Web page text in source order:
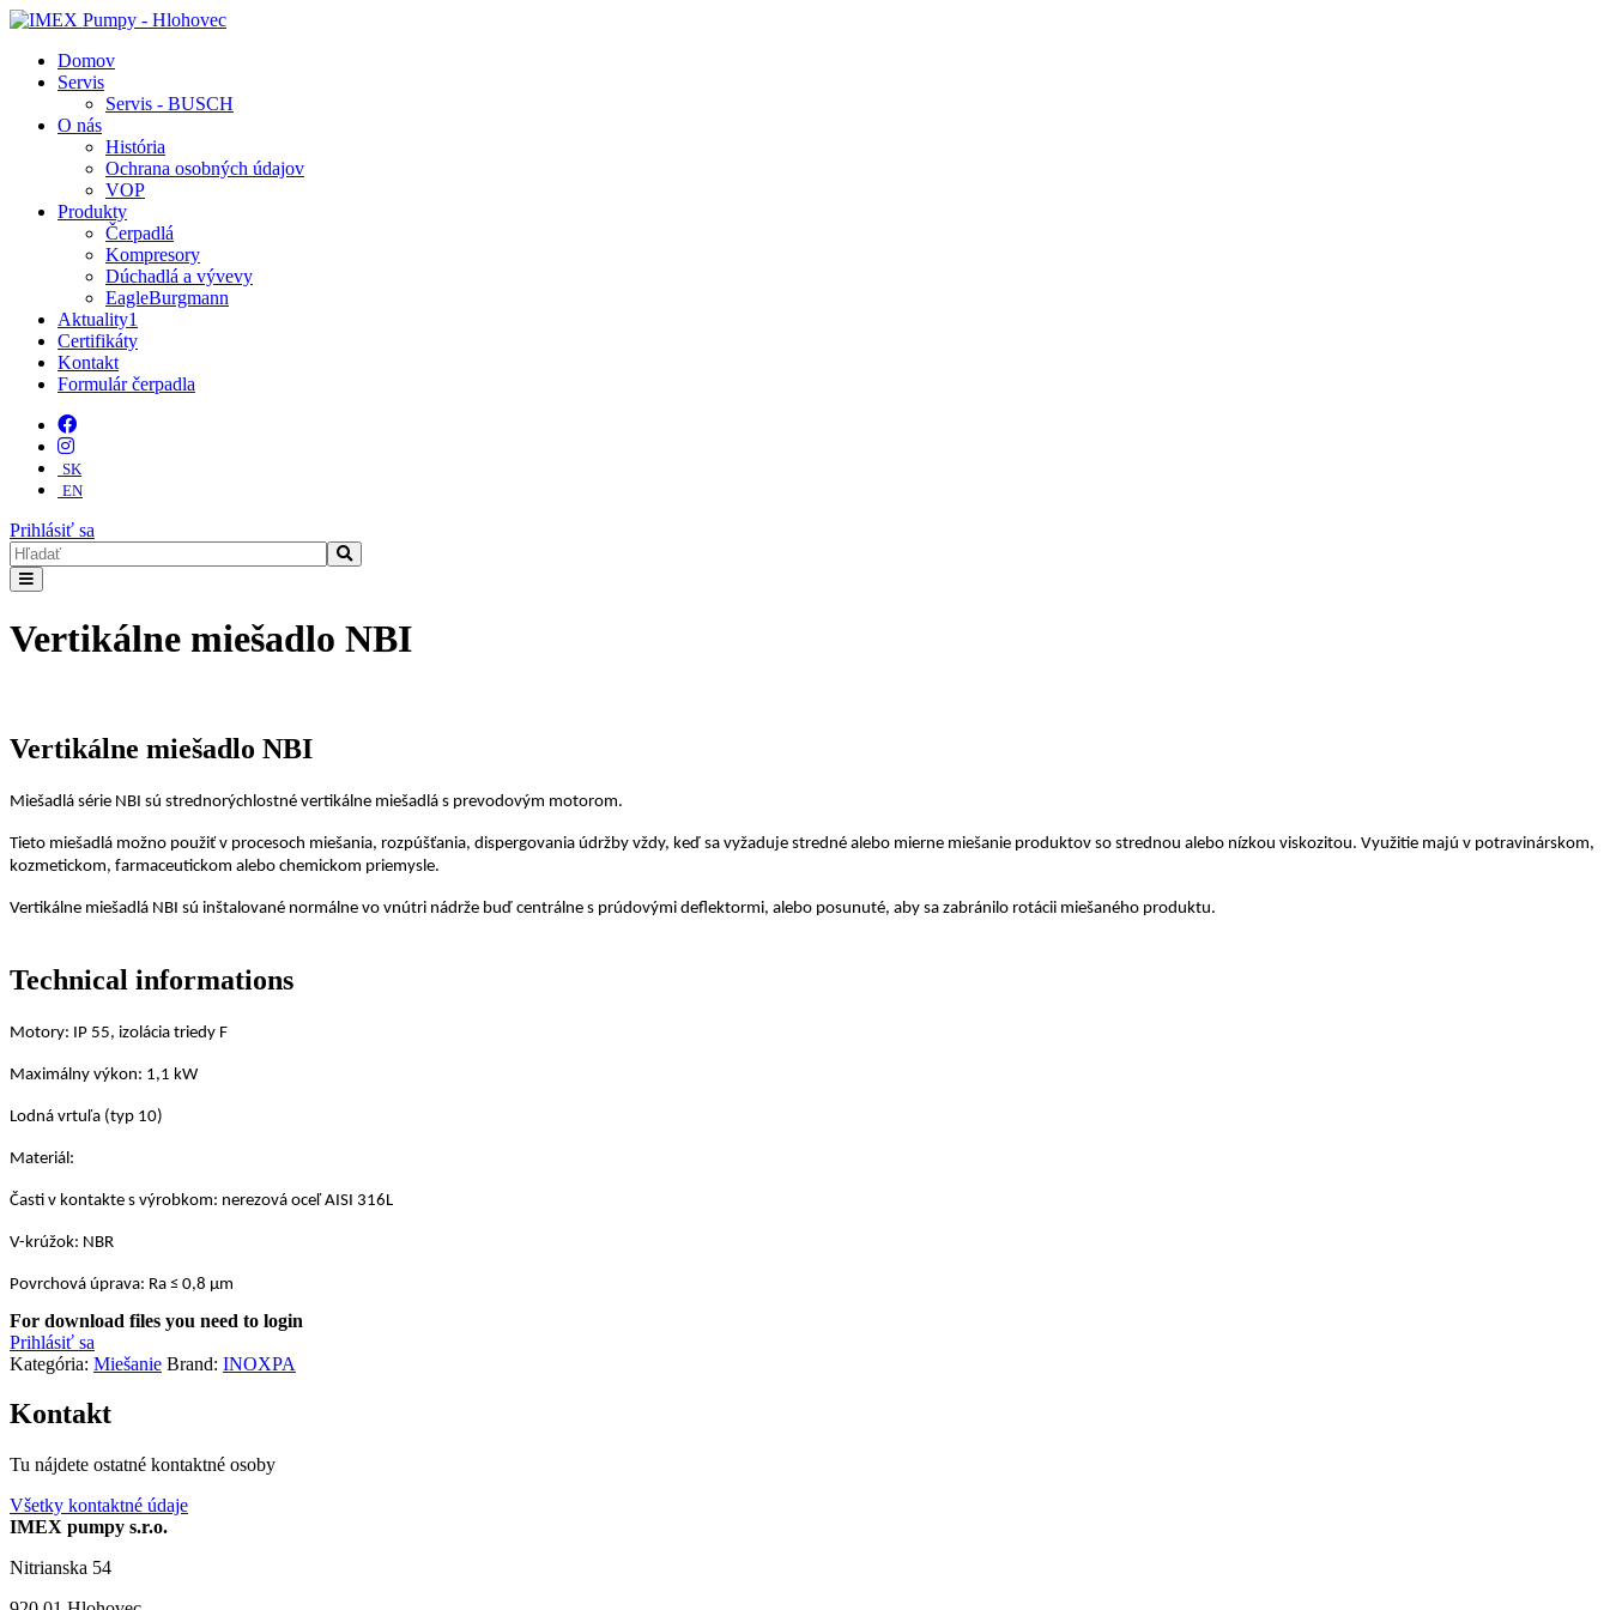
Domov
Servis
Servis - BUSCH
O nás
História
Ochrana osobných údajov
VOP
Produkty
Čerpadlá
Kompresory
Dúchadlá a vývevy
EagleBurgmann
Aktuality1
Certifikáty
Kontakt
Formulár čerpadla
SK
EN
Prihlásiť sa
Vertikálne miešadlo NBI
Vertikálne miešadlo NBI
Miešadlá série NBI sú strednorýchlostné vertikálne miešadlá s prevodovým motorom.
Tieto miešadlá možno použiť v procesoch miešania, rozpúšťania, dispergovania údržby vždy, keď sa vyžaduje stredné alebo mierne miešanie produktov so strednou alebo nízkou viskozitou. Využitie majú v potravinárskom,
kozmetickom, farmaceutickom alebo chemickom priemysle.
Vertikálne miešadlá NBI sú inštalované normálne vo vnútri nádrže buď centrálne s prúdovými deflektormi, alebo posunuté, aby sa zabránilo rotácii miešaného produktu.
Technical informations
Motory: IP 55, izolácia triedy F
Maximálny výkon: 1,1 kW
Lodná vrtuľa (typ 10)
Materiál:
Časti v kontakte s výrobkom: nerezová oceľ AISI 316L
V-krúžok: NBR
Povrchová úprava: Ra ≤ 0,8 µm
For download files you need to login
Prihlásiť sa
Kategória: Miešanie Brand: INOXPA
Kontakt
Tu nájdete ostatné kontaktné osoby
Všetky kontaktné údaje
IMEX pumpy s.r.o.
Nitrianska 54